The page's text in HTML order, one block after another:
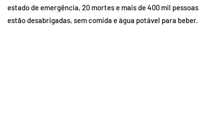
estado de emergência, 20 mortes e mais de 400 mil pessoas
estão desabrigadas, sem comida e água potável para beber.